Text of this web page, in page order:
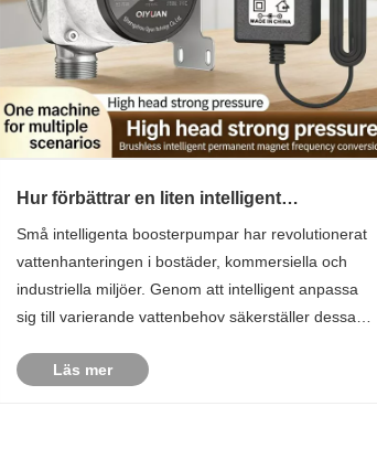
Hur förbättrar en liten intelligent
Små intelligenta boosterpumpar har revolutionerat
vattenhanteringen i bostäder, kommersiella och
industriella miljöer. Genom att intelligent anpassa
sig till varierande vattenbehov säkerställer dessa
energiförbrukningen och förbättrar systemets
Läs mer